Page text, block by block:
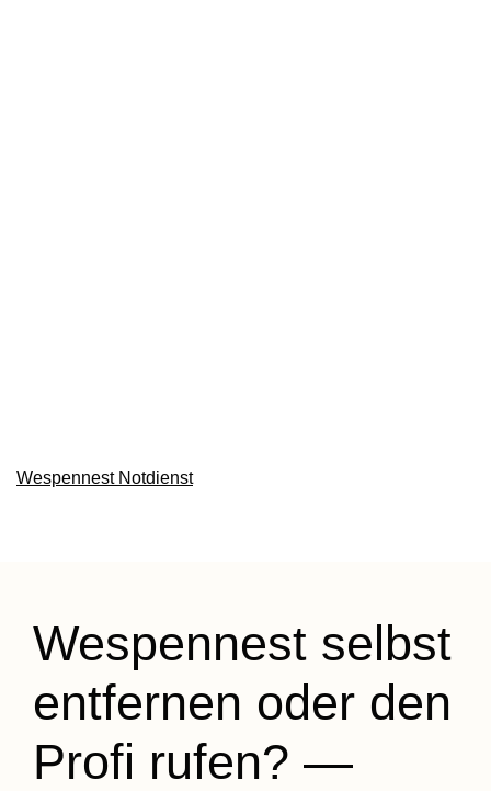
Wespennest Notdienst
Wespennest selbst
entfernen oder den
Profi rufen? —